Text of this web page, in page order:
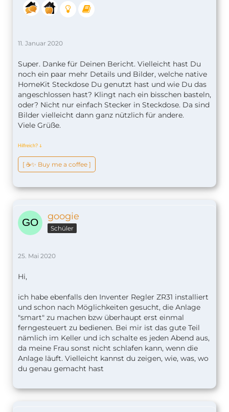
11. Januar 2020
Super. Danke für Deinen Bericht. Vielleicht hast Du
noch ein paar mehr Details und Bilder, welche native
HomeKit Steckdose Du genutzt hast und wie Du das
angeschlossen hast? Klingt nach ein bisschen basteln,
oder? Nicht nur einfach Stecker in Steckdose. Da sind
Bilder vielleicht dann ganz nützlich für andere.
Viele Grüße.
Hilfreich? ↆ
[ ☕️✨ Buy me a coffee ]
googie
Schüler
25. Mai 2020
Hi,
ich habe ebenfalls den Inventer Regler ZR31 installiert
und schon nach Möglichkeiten gesucht, die Anlage
"smart" zu machen bzw überhaupt erst einmal
ferngesteuert zu bedienen. Bei mir ist das gute Teil
nämlich im Keller und ich schalte es jeden Abend aus,
da meine Frau sonst nicht schlafen kann, wenn die
Anlage läuft. Vielleicht kannst du zeigen, wie, was, wo
du genau gemacht hast